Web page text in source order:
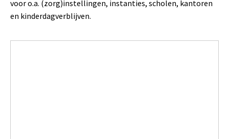
voor o.a. (zorg)instellingen, instanties, scholen, kantoren
en kinderdagverblijven.